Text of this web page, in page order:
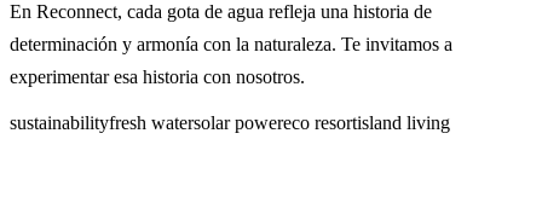
En Reconnect, cada gota de agua refleja una historia de
determinación y armonía con la naturaleza. Te invitamos a
experimentar esa historia con nosotros.
sustainabilityfresh watersolar powereco resortisland living